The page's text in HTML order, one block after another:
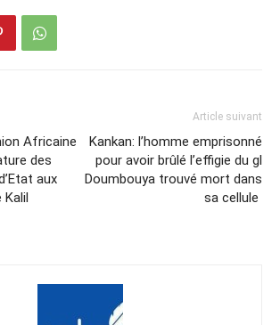
Africaine
des
aux
Article suivant
Kankan: l’homme emprisonné
pour avoir brûlé l’effigie du gl
Doumbouya trouvé mort dans
sa cellule